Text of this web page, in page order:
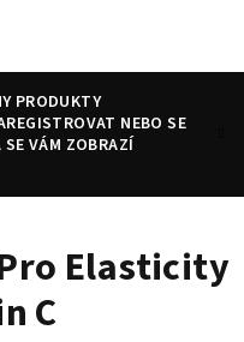
PRODUKTY
NEBO SE
VÁM ZOBRAZÍ
HledatPřihlášeníNákupní
košík
Elasticity
C